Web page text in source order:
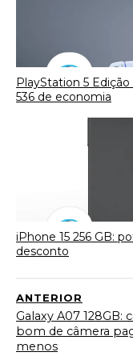
PlayStation 5
536 de economia
iPhone 15 256 GB:
desconto
ANTERIOR
Galaxy A07 128GB:
bom de câmera
menos